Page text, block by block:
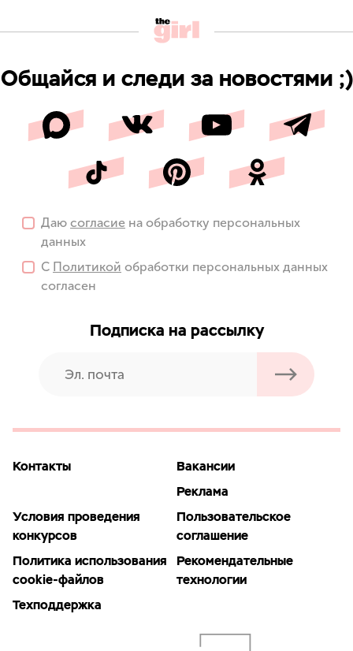
Общайся и следи за новостями ;)
Даю согласие на обработку персональных
данных
С Политикой обработки персональных данных
согласен
Подписка на рассылку
Контакты
Вакансии
Реклама
Условия проведения
конкурсов
Пользовательское
соглашение
Политика использования
cookie-файлов
Рекомендательные
технологии
Техподдержка